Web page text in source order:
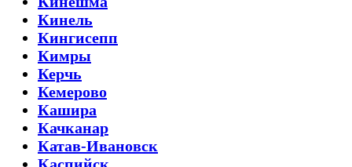
Кинель
Кингисепп
Кимры
Керчь
Кемерово
Кашира
Качканар
Катав-Ивановск